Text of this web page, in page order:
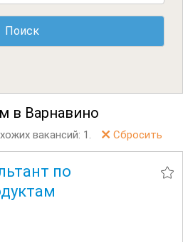
в Варнавино
вакансий: 1. Сбросить
по